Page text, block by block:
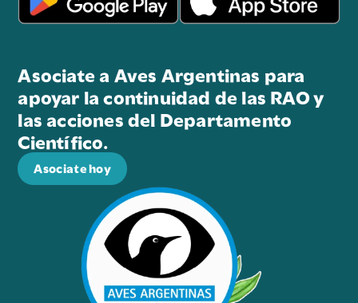
Asociate a Aves Argentinas para
apoyar la continuidad de las RAO y
las acciones del Departamento
Científico.
Asociate hoy